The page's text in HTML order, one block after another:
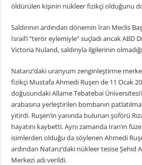
öldürülen kişinin nükleer fizikçi olduğunu
Saldırının ardından dönemin İran Meclis
İsrail’i “terör eylemiyle” suçladı ancak ABD
Victoria Nuland, saldırıyla ilgilerinin
Natanz’daki uranyum zenginleştirme
fizikçi Mustafa Ahmedi Ruşen de 11 Ocak
doğusundaki Allame Tebatebai
arabasına yerleştirilen bombanın
yitirdi. Ruşen’in yanında bulunan şoförü
hayatını kaybetti. Aynı zamanda İran’ın
isimlerden olduğu da söylenen Ahmedi
ardından Natanz’daki nükleer tesise Şehid
Merkezi adı verildi.